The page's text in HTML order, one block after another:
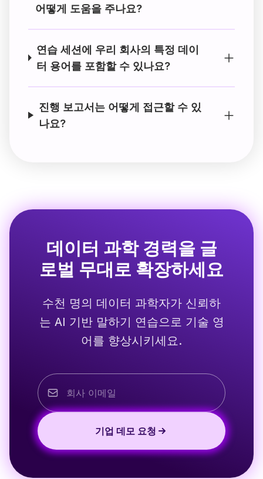
어떻게 도움을 주나요?
연습 세션에 우리 회사의 특정 데이
터 용어를 포함할 수 있나요?
진행 보고서는 어떻게 접근할 수 있
나요?
데이터 과학 경력을 글
로벌 무대로 확장하세요
수천 명의 데이터 과학자가 신뢰하
는 AI 기반 말하기 연습으로 기술 영
어를 향상시키세요.
기업 데모 요청